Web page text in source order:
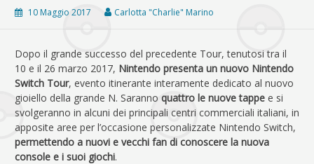
10 Maggio 2017 Carlotta "Charlie" Marino
Dopo il grande successo del precedente Tour, tenutosi tra il
10 e il 26 marzo 2017, Nintendo presenta un nuovo Nintendo
Switch Tour, evento itinerante interamente dedicato al nuovo
gioiello della grande N. Saranno quattro le nuove tappe e si
svolgeranno in alcuni dei principali centri commerciali italiani, in
apposite aree per l’occasione personalizzate Nintendo Switch,
permettendo a nuovi e vecchi fan di conoscere la nuova
console e i suoi giochi.